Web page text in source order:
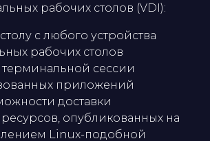
рабочих столов (VDI):
с любого устройства
рабочих столов
сессии
приложений
доставки
опубликованных на
Linux-подобной